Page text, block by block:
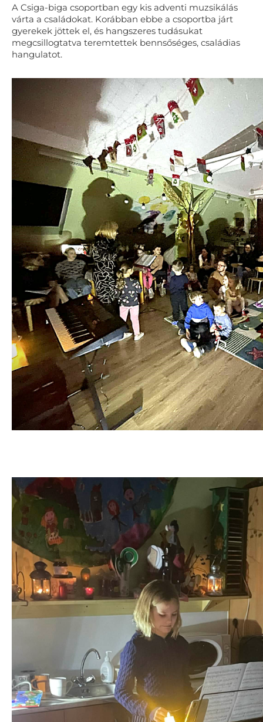
A Csiga-biga csoportban egy kis adventi muzsikálás
várta a családokat. Korábban ebbe a csoportba járt
gyerekek jöttek el, és hangszeres tudásukat
megcsillogtatva teremtettek bennsőséges, családias
hangulatot.